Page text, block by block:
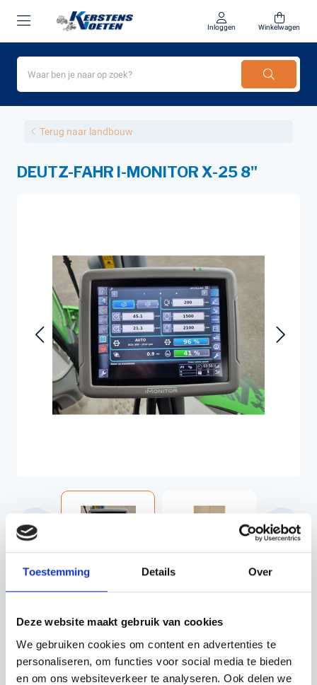
Toestemming Details Over
Deze website maakt gebruik van cookies
We gebruiken cookies om content en advertenties te
personaliseren, om functies voor social media te bieden
en om ons websiteverkeer te analyseren. Ook delen we
Inloggen Winkelwagen
Terug naar landbouw
DEUTZ-FAHR I-MONITOR X-25 8"
€3.327,50Incl. BTW
Servicenummer:
Merk: Deutz-Fahr